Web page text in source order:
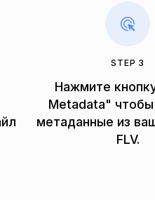
STEP 3
Нажмите
Metadata" чтобы
метаданные из
FLV.